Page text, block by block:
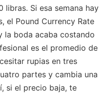
Si esa semana hay
el Pound Currency Rate
la boda acaba costando
es el promedio de
rupias en tres
partes y cambia una
si el precio baja, te